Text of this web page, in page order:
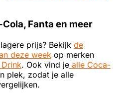
Fanta en meer
prijs? Bekijk de
deze week op merken
. Ook vind je alle Coca-
plek, zodat je alle